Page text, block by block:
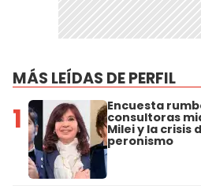
MÁS LEÍDAS DE PERFIL
1 Encuesta
consultoras
Milei y la crisis
peronismo